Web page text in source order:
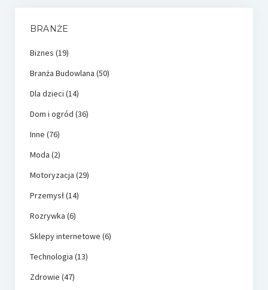
BRANŻE
Biznes (19)
Branża Budowlana (50)
Dla dzieci (14)
Dom i ogród (36)
Inne (76)
Moda (2)
Motoryzacja (29)
Przemysł(14)
Rozrywka (6)
Sklepy internetowe (6)
Technologia (13)
Zdrowie (47)